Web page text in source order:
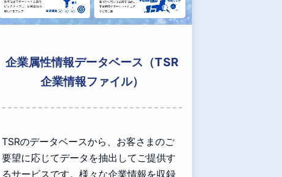
企業属性情報データベース（TSR
企業情報ファイル）
TSRのデータベースから、お客さまのご
要望に応じてデータを抽出してご提供す
るサービスです。様々な企業情報を収録